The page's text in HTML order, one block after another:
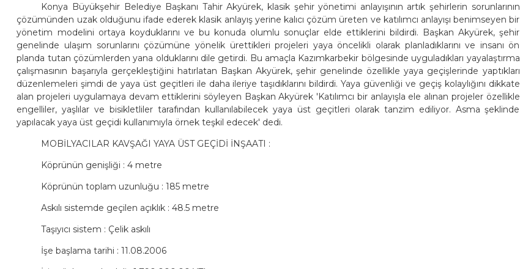
Konya Büyükşehir Belediye Başkanı Tahir Akyürek, klasik şehir yönetimi anlayışının artık şehirlerin sorunlarının
çözümünden uzak olduğunu ifade ederek klasik anlayış yerine kalıcı çözüm üreten ve katılımcı anlayışı benimseyen bir
yönetim modelini ortaya koyduklarını ve bu konuda olumlu sonuçlar elde ettiklerini bildirdi. Başkan Akyürek, şehir
genelinde ulaşım sorunlarını çözümüne yönelik ürettikleri projeleri yaya öncelikli olarak planladıklarını ve insanı ön
planda tutan çözümlerden yana olduklarını dile getirdi. Bu amaçla Kazımkarbekir bölgesinde uyguladıkları yayalaştırma
çalışmasının başarıyla gerçekleştiğini hatırlatan Başkan Akyürek, şehir genelinde özellikle yaya geçişlerinde yaptıkları
düzenlemeleri şimdi de yaya üst geçitleri ile daha ileriye taşıdıklarını bildirdi. Yaya güvenliği ve geçiş kolaylığını dikkate
alan projeleri uygulamaya devam ettiklerini söyleyen Başkan Akyürek 'Katılımcı bir anlayışla ele alınan projeler özellikle
engelliler, yaşlılar ve bisikletliler tarafından kullanılabilecek yaya üst geçitleri olarak tanzim ediliyor. Asma şeklinde
yapılacak yaya üst geçidi kullanımıyla örnek teşkil edecek' dedi.
MOBİLYACILAR KAVŞAĞI YAYA ÜST GEÇİDİ İNŞAATI :
Köprünün genişliği : 4 metre
Köprünün toplam uzunluğu : 185 metre
Askılı sistemde geçilen açıklık : 48.5 metre
Taşıyıcı sistem : Çelik askılı
İşe başlama tarihi : 11.08.2006